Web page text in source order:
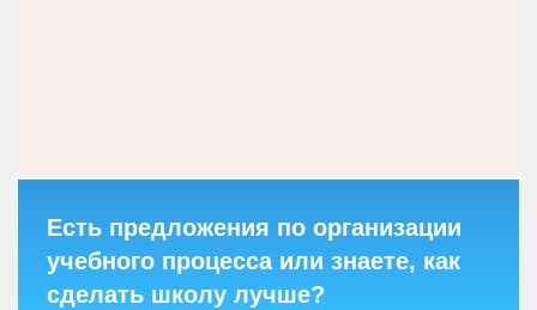
Есть предложения по организации
учебного процесса или знаете, как
сделать школу лучше?